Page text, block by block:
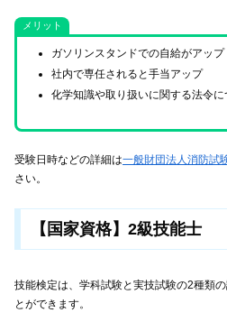
メリット
ガソリンスタンドでの自給がアップ
社内で専任されると手当アップ
化学知識や取り扱いに関する法令に
受験日時などの詳細は一般財団法人消防試
さい。
【国家資格】2級技能士
技能検定は、学科試験と実技試験の2種類
とができます。